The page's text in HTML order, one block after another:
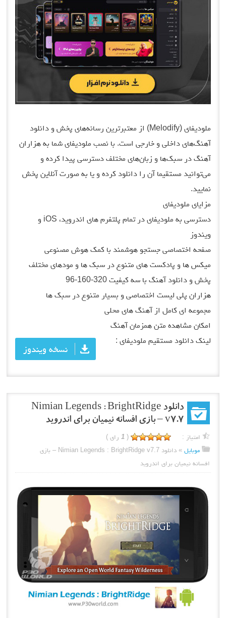
ملودیفای (Melodify) از معتبرترین رسانه‌های پخش و دانلود
آهنگ‌های داخلی و خارجی است. با نصب ملودیفای شما به هزاران
آهنگ در سبک‌ها و زبان‌های مختلف دسترسی پیدا کرده و
می‌توانید مستقیما آن را دانلود کرده و یا به صورت آنلاین پخش
نمایید.
مزایای ملودیفای
دسترسی به ملودیفای در تمام پلتفرم های اندروید، iOS و
ویندوز
صفحه اختصاصی جستجو هوشمند با کمک هوش مصنوعی
میکس ها و پادکست های متنوع در سبک ها و مودهای مختلف
پخش و دانلود آهنگ با سه کیفیت 320-160-96
هزاران پلی لیست اختصاصی و بسیار متنوع در سبک ها
مجموعه ای کامل از آهنگ های محلی
امکان مشاهده متن همزمان آهنگ
لینک دانلود مستقیم ملودیفای :
نسخه ویندوز
دانلود Nimian Legends : BrightRidge
v7.7 – بازی افسانه نیمیان برای اندروید
امتیاز : (
1 رای )
موبایل »
دانلود Nimian Legends : BrightRidge v7.7 – بازی
افسانه نیمیان برای اندروید